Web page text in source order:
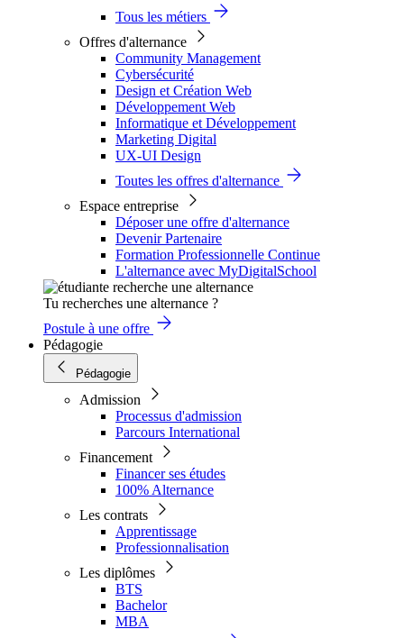
Tous les métiers
Offres d'alternance
Community Management
Cybersécurité
Design et Création Web
Développement Web
Informatique et Développement
Marketing Digital
UX-UI Design
Toutes les offres d'alternance
Espace entreprise
Déposer une offre d'alternance
Devenir Partenaire
Formation Professionnelle Continue
L'alternance avec MyDigitalSchool
Tu recherches une alternance ?
Postule à une offre
Pédagogie
Pédagogie
Admission
Processus d'admission
Parcours International
Financement
Financer ses études
100% Alternance
Les contrats
Apprentissage
Professionnalisation
Les diplômes
BTS
Bachelor
MBA